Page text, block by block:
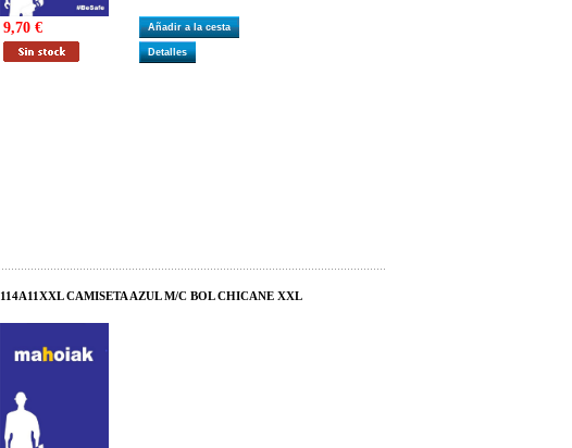
9,70 € Añadir a la cesta
Detalles
114A11XXL CAMISETA AZUL M/C BOL CHICANE XXL